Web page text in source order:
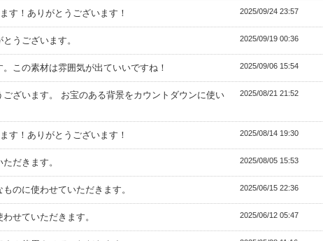
す！ありがとうございます！ 2025/09/24 23:57
うございます。 2025/09/19 00:36
この素材は雰囲気が出ていいですね！ 2025/09/06 15:54
ざいます。 お宝のある背景をカウントダウンに使い
2025/08/21 21:52
す！ありがとうございます！ 2025/08/14 19:30
だきます。 2025/08/05 15:53
のに使わせていただきます。 2025/06/15 22:36
せていただきます。 2025/06/12 05:47